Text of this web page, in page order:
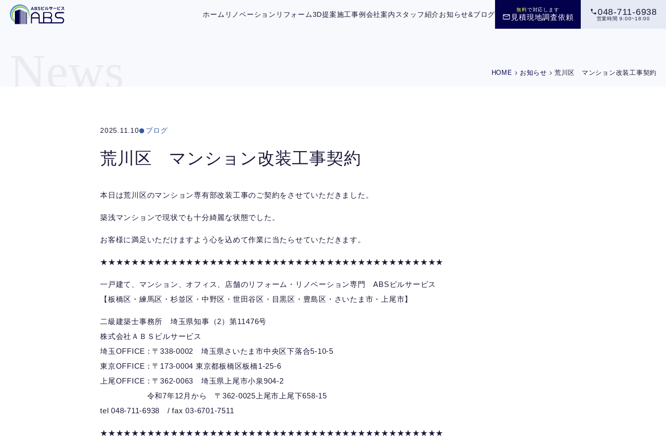
ホーム リノベーション リフォーム3D提案施工事例 会社案内 スタッフ紹介お知らせ&ブログ
無料で対応します
mail 見積現地調査依頼
call048-711-6938
営業時間 9:00~18:00
HOME chevron_right お知らせ chevron_right 荒川区 マンション改装工事契約
2025.11.10 ブログ
荒川区 マンション改装工事契約
本日は荒川区のマンション専有部改装工事のご契約をさせていただきました。
築浅マンションで現状でも十分綺麗な状態でした。
お客様に満足いただけますよう心を込めて作業に当たらせていただきます。
★★★★★★★★★★★★★★★★★★★★★★★★★★★★★★★★★★★★★★★★★★★★
一戸建て、マンション、オフィス、店舗のリフォーム・リノベーション専門 ABSビルサービス
【板橋区・練馬区・杉並区・中野区・世田谷区・目黒区・豊島区・さいたま市・上尾市】
二級建築士事務所 埼玉県知事（2）第11476号
株式会社ＡＢＳビルサービス
埼玉OFFICE : 〒338-0002 埼玉県さいたま市中央区下落合5-10-5
東京OFFICE : 〒173-0004 東京都板橋区板橋1-25-6
上尾OFFICE : 〒362-0063 埼玉県上尾市小泉904-2
令和7年12月から 〒362-0025上尾市上尾下658-15
tel 048-711-6938 / fax 03-6701-7511
★★★★★★★★★★★★★★★★★★★★★★★★★★★★★★★★★★★★★★★★★★★★